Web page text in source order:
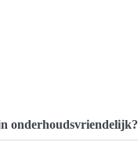
onderhoudsvriendelijk?